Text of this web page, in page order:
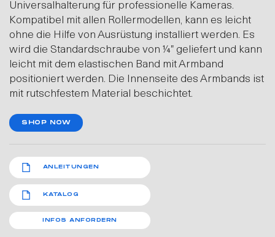
Universalhalterung für professionelle Kameras.
Kompatibel mit allen Rollermodellen, kann es leicht
ohne die Hilfe von Ausrüstung installiert werden. Es
wird die Standardschraube von 1⁄4″ geliefert und kann
leicht mit dem elastischen Band mit Armband
positioniert werden. Die Innenseite des Armbands ist
mit rutschfestem Material beschichtet.
SHOP NOW
ANLEITUNGEN
KATALOG
INFOS ANFORDERN